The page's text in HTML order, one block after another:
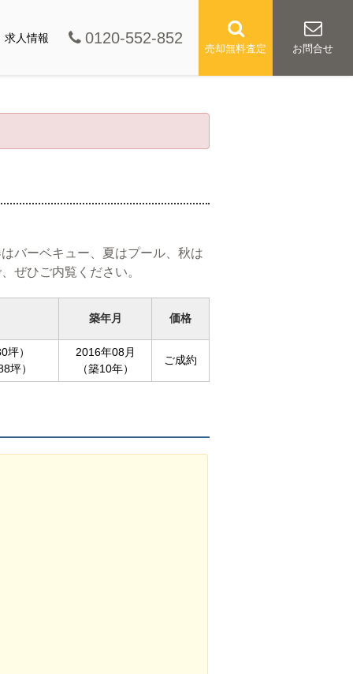
求人情報 0120-552-852
売却無料査定 お問合せ
バーベキュー、夏はプール、秋は
ぜひご内覧ください。
築年月 価格
坪）
坪）
2016年08月
（築10年）
ご成約